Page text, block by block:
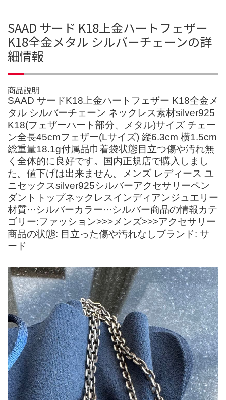
SAAD サード K18上金ハートフェザー
K18全金メタル シルバーチェーンの詳
細情報
商品説明
SAAD サードK18上金ハートフェザー K18全金メ
タル シルバーチェーン ネックレス素材silver925
K18(フェザーハート部分、メタル)サイズ チェー
ン全長45cmフェザー(Lサイズ) 縦6.3cm 横1.5cm
総重量18.1g付属品巾着袋状態目立つ傷や汚れ無
く全体的に良好です。国内正規店で購入しまし
た。値下げは出来ません。メンズ レディース ユ
ニセックスsilver925シルバーアクセサリーペン
ダントトップネックレスインディアンジュエリー
材質···シルバーカラー···シルバー商品の情報カテ
ゴリー:ファッション>>>メンズ>>>アクセサリー
商品の状態: 目立った傷や汚れなしブランド: サ
ード